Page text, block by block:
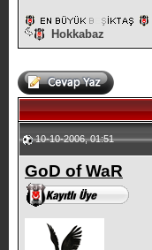
Hokkabaz
10-10-2006, 01:51
GoD of WaR